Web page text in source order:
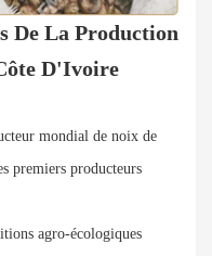
De La Production
D'Ivoire
mondial de noix de
premiers producteurs
agro-écologiques